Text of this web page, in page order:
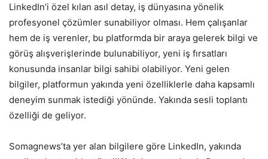
LinkedIn’i özel kılan asıl detay, iş dünyasına yönelik
profesyonel çözümler sunabiliyor olması. Hem çalışanlar
hem de iş verenler, bu platformda bir araya gelerek bilgi ve
görüş alışverişlerinde bulunabiliyor, yeni iş fırsatları
konusunda insanlar bilgi sahibi olabiliyor. Yeni gelen
bilgiler, platformun yakında yeni özelliklerle daha kapsamlı
deneyim sunmak istediği yönünde. Yakında sesli toplantı
özelliği de geliyor.
Somagnews’ta yer alan bilgilere göre LinkedIn, yakında